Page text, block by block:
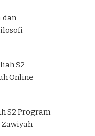
dan
S2
Online
S2 Program